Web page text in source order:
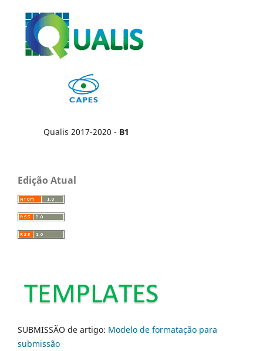
Qualis 2017-2020 - B1
Edição Atual
SUBMISSÃO de artigo: Modelo de formatação para
submissão